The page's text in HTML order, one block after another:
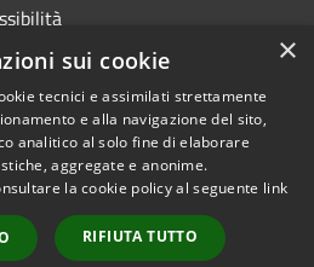
Copyright © 2026 • Comune di
Uras • Powered by
Municipium•Accesso
redazione
×
sui cookie
tecnici e assimilati strettamente
e alla navigazione del sito,
analitico al solo fine di elaborare
aggregate e anonime.
la cookie policy al seguente link
RIFIUTA TUTTO